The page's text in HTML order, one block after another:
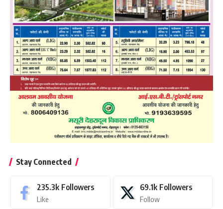
Stay Connected
235.3k Followers
Like
69.1k Followers
Follow